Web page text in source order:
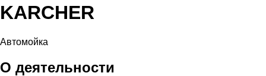
KARCHER
Автомойка
О деятельности